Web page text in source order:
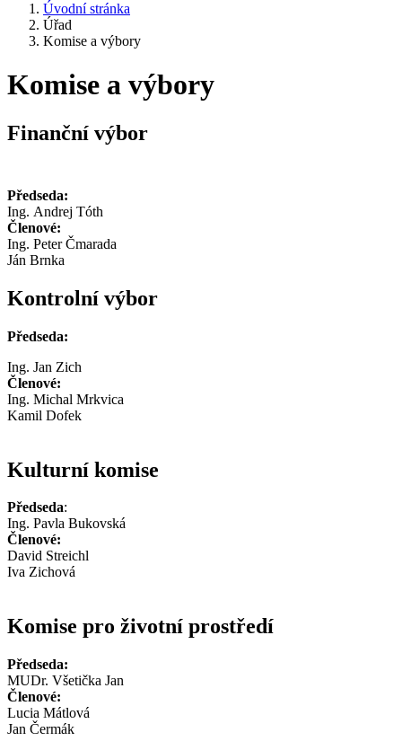
Úvodní stránka
Úřad
Komise a výbory
Komise a výbory
Finanční výbor
Předseda:
Ing. Andrej Tóth
Členové:
Ing. Peter Čmarada
Ján Brnka
Kontrolní výbor
Předseda:
Ing. Jan Zich
Členové:
Ing. Michal Mrkvica
Kamil Dofek
Kulturní komise
Předseda:
Ing. Pavla Bukovská
Členové:
David Streichl
Iva Zichová
Komise pro životní prostředí
Předseda:
MUDr. Všetička Jan
Členové:
Lucia Mátlová
Jan Čermák